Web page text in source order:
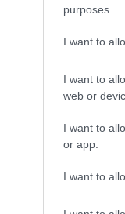
purposes.
I want to
I want to
web or
I want to
or app.
I want to